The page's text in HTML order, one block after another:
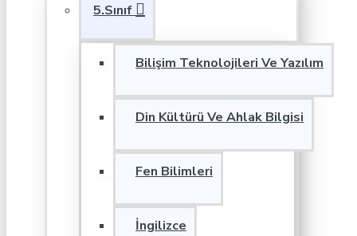
5.Sınıf
Bilişim Teknolojileri Ve Yazılım
Din Kültürü Ve Ahlak Bilgisi
Fen Bilimleri
İngilizce